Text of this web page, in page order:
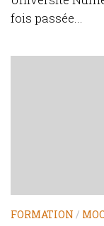
fois passée...
FORMATION /